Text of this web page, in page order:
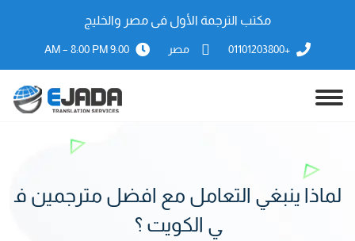
مكتب الترجمة الأول فى مصر والخليج
+01101203800 مصر 9:00 AM – 8:00 PM
لماذا ينبغي التعامل مع افضل مترجمين ف
ي الكويت ؟